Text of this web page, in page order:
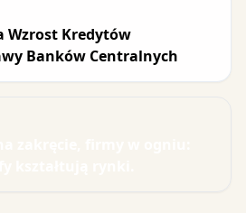
Wzrost Kredytów
Banków Centralnych